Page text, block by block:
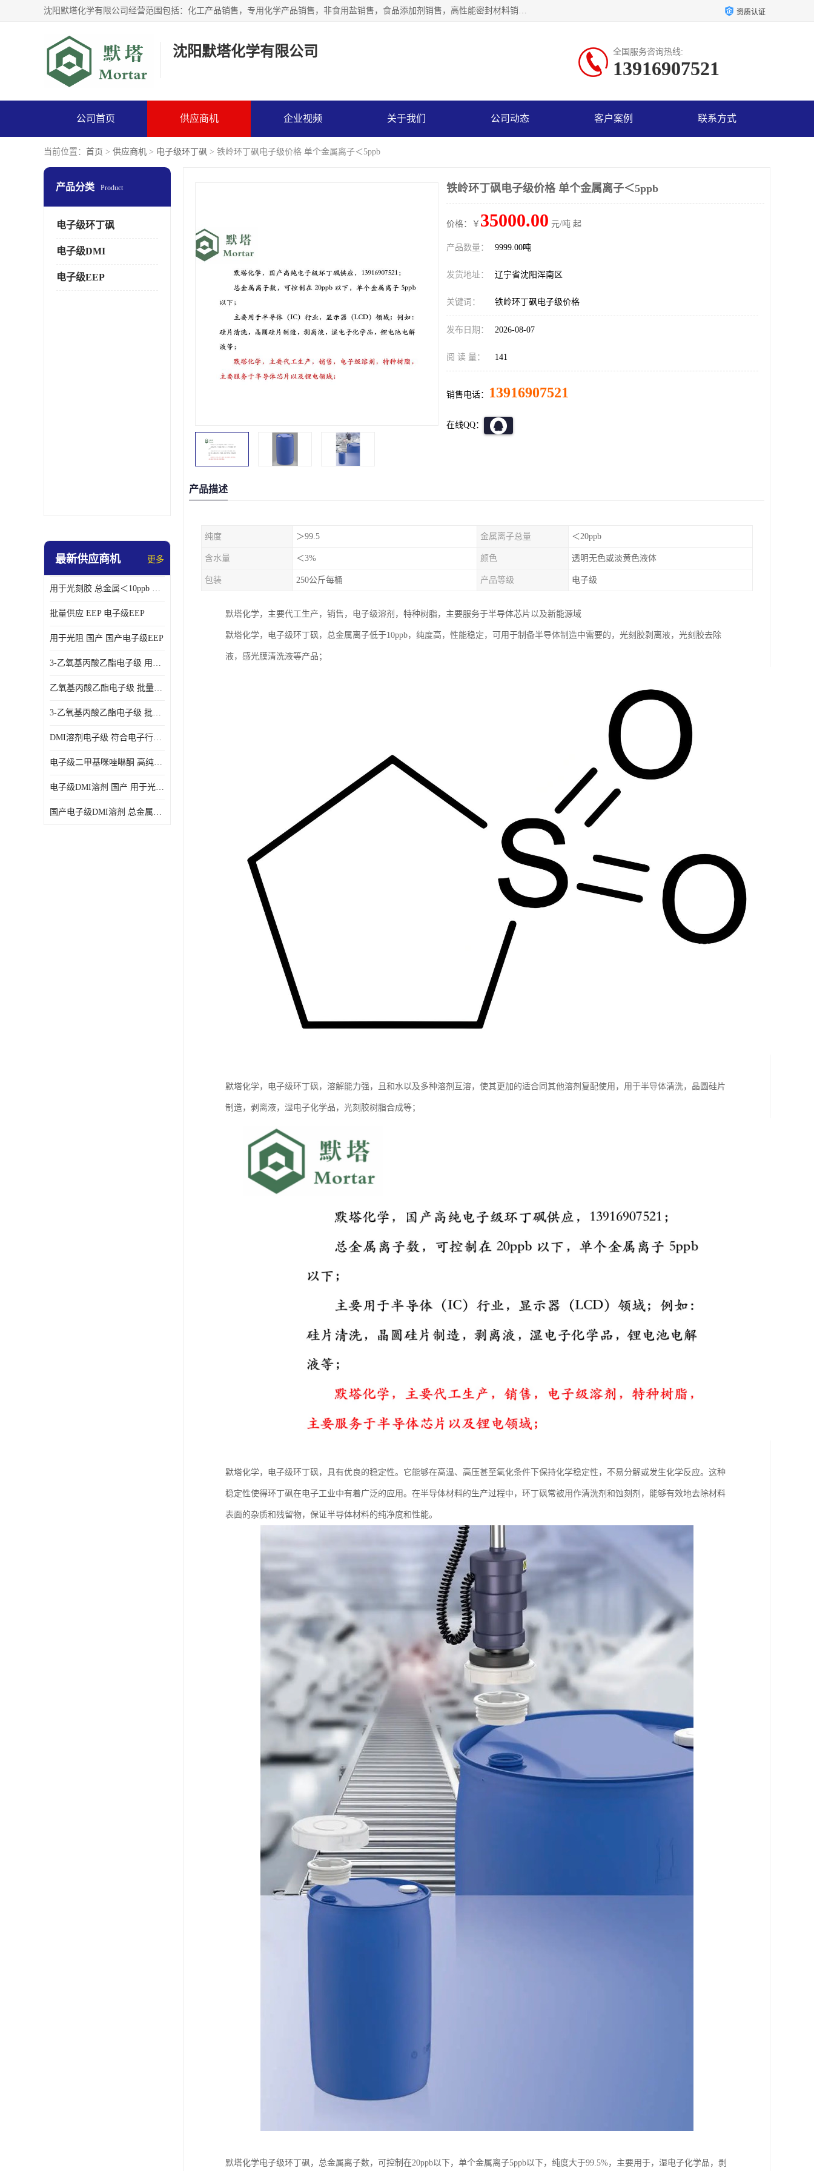
沈阳默塔化学有限公司经营范围包括：化工产品销售，专用化学产品销售，非食用盐销售，食品添加剂销售，高性能密封材料销售，涂料销售，合成材料销售，工程塑料及合成树脂销售等；主要产品有高纯电子级环丁砜，总金属离子可控制在ppb级别、纯度高、颜色浅、耐高温分解时间长，特别适合于半导体制造，硅片晶圆制造，清洗湿电子化学品，锂电池电解液，电子油墨，特种材料等高端行业；也适用于医药合成。 资质认证
沈阳默塔化学有限公司 全国服务咨询热线:
13916907521
公司首页 供应商机 企业视频 关于我们 公司动态 客户案例 联系方式
当前位置： 首页 > 供应商机 > 电子级环丁砜 > 铁岭环丁砜电子级价格 单个金属离子＜5ppb
产品分类 Product
电子级环丁砜
电子级DMI
电子级EEP
最新供应商机 更多
用于光刻胶 总金属＜10ppb 电子级EEP溶剂
批量供应 EEP 电子级EEP
用于光阻 国产 国产电子级EEP
3-乙氧基丙酸乙酯电子级 用于剥离液 国产
乙氧基丙酸乙酯电子级 批量供应 电子级
3-乙氧基丙酸乙酯电子级 批量供应
DMI溶剂电子级 符合电子行业要求
电子级二甲基咪唑啉酮 高纯度 用于光阻
电子级DMI溶剂 国产 用于光刻胶
国产电子级DMI溶剂 总金属小于20ppb 用于半导体清洗
铁岭环丁砜电子级价格 单个金属离子＜5ppb
价格：￥ 35000.00 元/吨 起
产品数量： 9999.00吨
发货地址： 辽宁省沈阳浑南区
关键词： 铁岭环丁砜电子级价格
发布日期： 2026-08-07
阅 读 量： 141
销售电话： 13916907521
在线QQ：
产品描述
纯度 ＞99.5 金属离子总量 ＜20ppb
含水量 ＜3% 颜色 透明无色或淡黄色液体
包装 250公斤每桶 产品等级 电子级
默塔化学，主要代工生产，销售，电子级溶剂，特种树脂，主要服务于半导体芯片以及新能源域
默塔化学，电子级环丁砜，总金属离子低于10ppb，纯度高，性能稳定，可用于制备半导体制造中需要的，光刻胶剥离液，光刻胶去除
液，感光膜清洗液等产品；
默塔化学，电子级环丁砜，溶解能力强，且和水以及多种溶剂互溶，使其更加的适合同其他溶剂复配使用，用于半导体清洗，晶圆硅片
制造，剥离液，湿电子化学品，光刻胶树脂合成等；
默塔化学，电子级环丁砜，具有优良的稳定性。它能够在高温、高压甚至氧化条件下保持化学稳定性，不易分解或发生化学反应。这种
稳定性使得环丁砜在电子工业中有着广泛的应用。在半导体材料的生产过程中，环丁砜常被用作清洗剂和蚀刻剂，能够有效地去除材料
表面的杂质和残留物，保证半导体材料的纯净度和性能。
默塔化学电子级环丁砜，总金属离子数，可控制在20ppb以下，单个金属离子5ppb以下，纯度大于99.5%，主要用于，湿电子化学品，剥